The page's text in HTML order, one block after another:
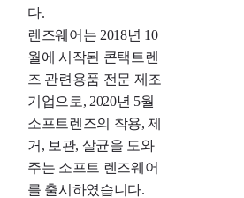
다.
렌즈웨어는 2018년 10
월에 시작된 콘택트렌
즈 관련용품 전문 제조
기업으로, 2020년 5월
소프트렌즈의 착용, 제
거, 보관, 살균을 도와
주는 소프트 렌즈웨어
를 출시하였습니다.